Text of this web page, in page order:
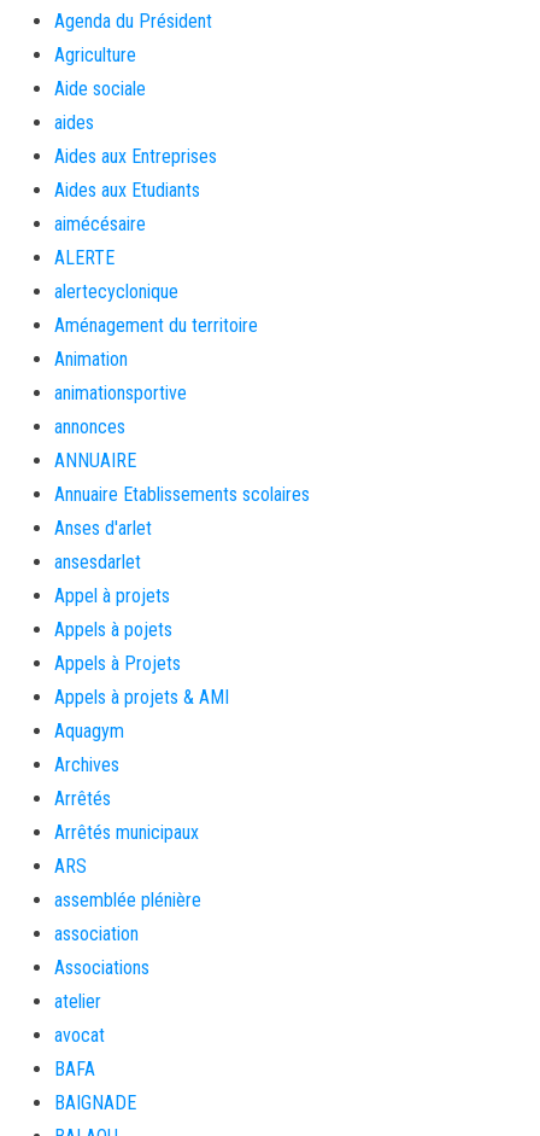
Agenda du Président
Agriculture
Aide sociale
aides
Aides aux Entreprises
Aides aux Etudiants
aimécésaire
ALERTE
alertecyclonique
Aménagement du territoire
Animation
animationsportive
annonces
ANNUAIRE
Annuaire Etablissements scolaires
Anses d'arlet
ansesdarlet
Appel à projets
Appels à pojets
Appels à Projets
Appels à projets & AMI
Aquagym
Archives
Arrêtés
Arrêtés municipaux
ARS
assemblée plénière
association
Associations
atelier
avocat
BAFA
BAIGNADE